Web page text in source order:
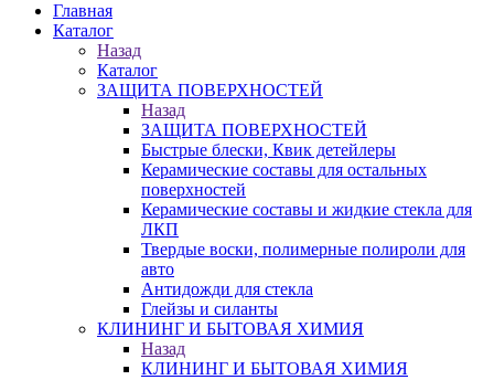
Главная
Каталог
Назад
Каталог
ЗАЩИТА ПОВЕРХНОСТЕЙ
Назад
ЗАЩИТА ПОВЕРХНОСТЕЙ
Быстрые блески, Квик детейлеры
Керамические составы для остальных
поверхностей
Керамические составы и жидкие стекла для
ЛКП
Твердые воски, полимерные полироли для
авто
Антидожди для стекла
Глейзы и силанты
КЛИНИНГ И БЫТОВАЯ ХИМИЯ
Назад
КЛИНИНГ И БЫТОВАЯ ХИМИЯ